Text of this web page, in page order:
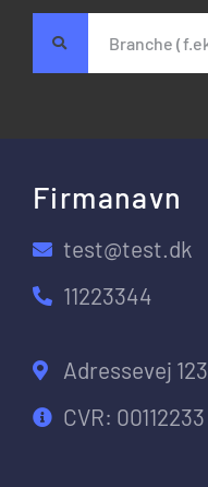
Firmanavn
test@test.dk
11223344
Adressevej 123
CVR: 00112233